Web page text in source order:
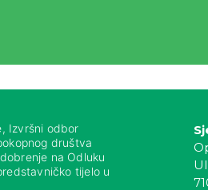
Izvršni odbor
društva
na Odluku
tijelo u